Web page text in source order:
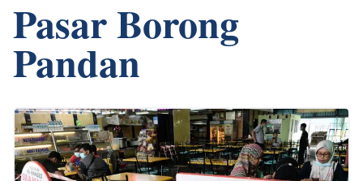
Pasar Borong
Pandan